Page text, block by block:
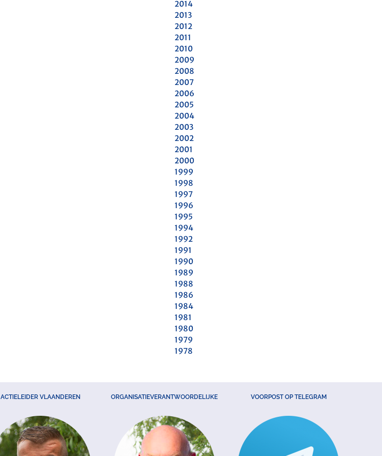
2014
2013
2012
2011
2010
2009
2008
2007
2006
2005
2004
2003
2002
2001
2000
1999
1998
1997
1996
1995
1994
1992
1991
1990
1989
1988
1986
1984
1981
1980
1979
1978
ACTIELEIDER VLAANDEREN ORGANISATIEVERANTWOORDELIJKE VOORPOST OP TELEGRAM